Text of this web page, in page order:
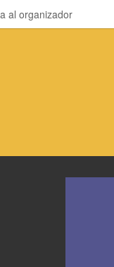
al organizador